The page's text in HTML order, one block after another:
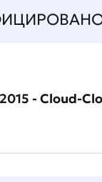
- Cloud-